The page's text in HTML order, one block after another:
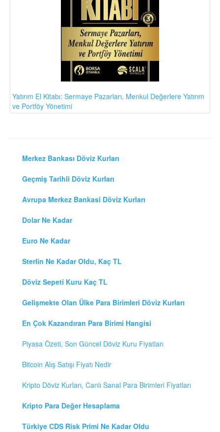
Yatırım El Kitabı: Sermaye Pazarları, Menkul Değerlere Yatırım
ve Portföy Yönetimi
Merkez Bankası Döviz Kurları
Geçmiş Tarihli Döviz Kurları
Avrupa Merkez Bankasi Döviz Kurları
Dolar Ne Kadar
Euro Ne Kadar
Sterlin Ne Kadar Oldu, Kaç TL
Döviz Sepeti Kuru Kaç TL
Gelişmekte Olan Ülke Para Birimleri Döviz Kurları
En Çok Kazandıran Para Birimi Hangisi
Piyasa Özeti, Son Güncel Döviz Kuru Fiyatları
Bitcoin Alış Satışı Fiyatı Nedir
Kripto Döviz Kurları, Canlı Sanal Para Birimleri Fiyatları
Kripto Para Değer Hesaplama
Türkiye CDS Risk Primi Ne Kadar Oldu